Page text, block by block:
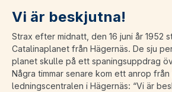
Vi är beskjutna!
Strax efter midnatt, den 16 juni år 1952
Catalinaplanet från Hägernäs. De sju
planet skulle på ett spaningsuppdrag
Några timmar senare kom ett anrop
ledningscentralen i Hägernäs: “Vi är